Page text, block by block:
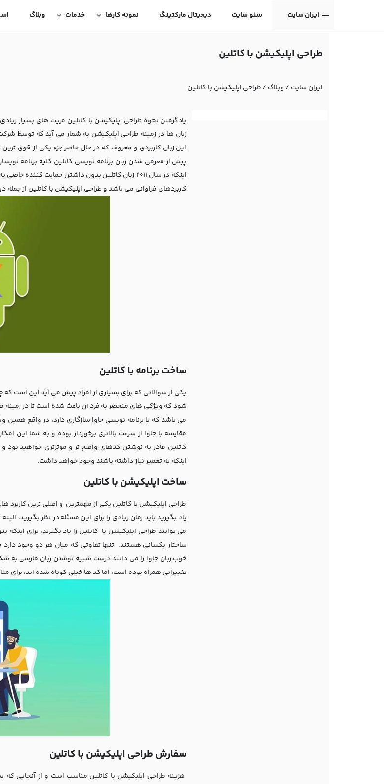
ایران سایت سئو سایت دیجیتال مارکتینگ نمونه کارها خدمات وبلاگ
طراحی اپلیکیشن با کاتلین
ایران سایت / وبلاگ / طراحی اپلیکیشن با کاتلین
یادگرفتن نحوه طراحی اپلیکیشن با کاتلین مزیت های بسیار زیادی
زبان ها در زمینه طراحی اپلیکیشن به شمار می آید که توسط
این زبان کاربردی و معروف که در حال حاضر جزء یکی از قوی
پیش از معرفی شدن زبان برنامه نویسی کاتلین کلیه برنامه
اینکه در سال 2011 زبان کاتلین بدون داشتن حمایت
کاربردهای فراوانی می باشد و طراحی اپلیکیشن با کاتلین از جمله
ساخت برنامه با کاتلین
یکی از سوالاتی که برای بسیاری از افراد پیش می آید این است که
شود که ویژگی های منحصر به فرد آن باعث شده است تا در زمینه
می باشد که با برنامه نویسی جاوا سازگاری دارد، در واقع همین
مقایسه با جاوا از سرعت بالاتری برخوردار بوده و به شما این
کاتلین قادر به نوشتن کدهای واضح تر و موثرتری خواهید بود
اینکه به تعمیر نیاز داشته باشند وجود خواهد داشت.
ساخت اپلیکیشن با کاتلین
طراحی اپلیکیشن با کاتلین یکی از مهمترین و اصلی ترین کاربرد
یاد بگیرید باید زمان زیادی را برای این مسئله در نظر بگیرید.
می توانند طراحی اپلیکیشن با کاتلین را یاد بگیرند، برای
ساختار یکسانی هستند. تنها تفاوتی که میان هر دو وجود
خوب زبان جاوا را می دانند درست شبیه نوشتن زبان فارسی به
تغییراتی همراه بوده است، اما کد ها خیلی کوتاه شده اند، برای
سفارش طراحی اپلیکیشن با کاتلین
هزینه طراحی اپلیکیشن با کاتلین مناسب است و از آنجایی